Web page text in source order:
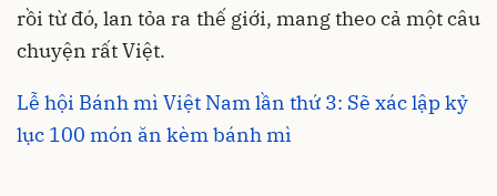
rồi từ đó, lan tỏa ra thế giới, mang theo cả một câu
chuyện rất Việt.
Lễ hội Bánh mì Việt Nam lần thứ 3: Sẽ xác lập kỷ
lục 100 món ăn kèm bánh mì